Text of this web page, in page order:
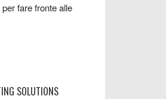
fare fronte alle
SOLUTIONS